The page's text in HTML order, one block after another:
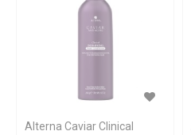
Alterna Caviar Clinical